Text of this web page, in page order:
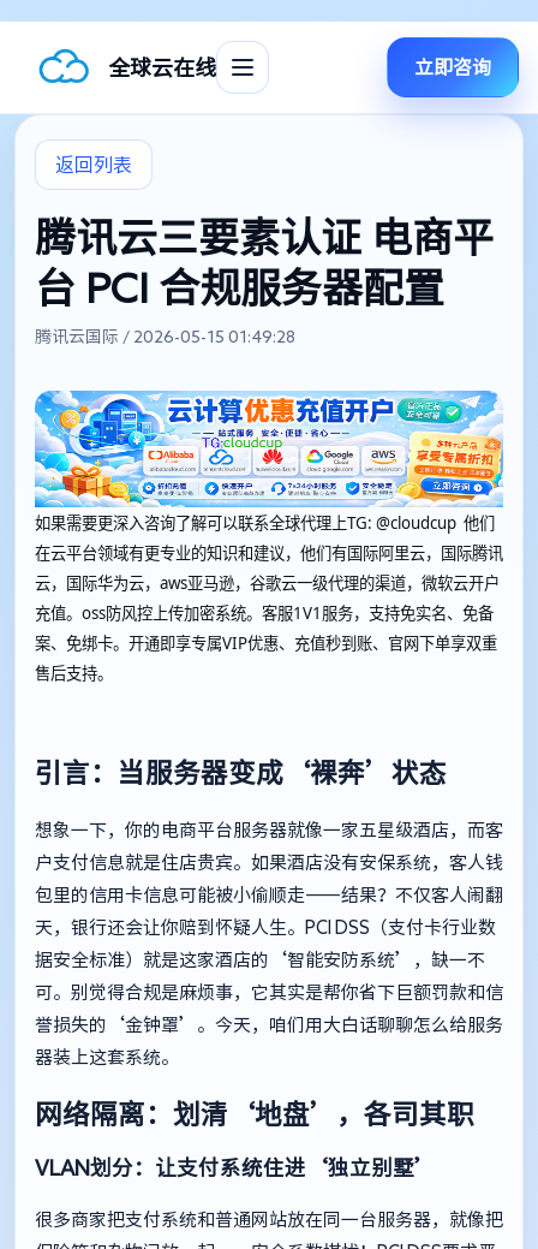
全球云在线 立即咨询
返回列表
腾讯云三要素认证 电商平
台 PCI 合规服务器配置
腾讯云国际 / 2026-05-15 01:49:28
如果需要更深入咨询了解可以联系全球代理上TG: @cloudcup 他们
在云平台领域有更专业的知识和建议，他们有国际阿里云，国际腾讯
云，国际华为云，aws亚马逊，谷歌云一级代理的渠道，微软云开户
充值。oss防风控上传加密系统。客服1V1服务，支持免实名、免备
案、免绑卡。开通即享专属VIP优惠、充值秒到账、官网下单享双重
售后支持。
引言：当服务器变成‘裸奔’状态
想象一下，你的电商平台服务器就像一家五星级酒店，而客
户支付信息就是住店贵宾。如果酒店没有安保系统，客人钱
包里的信用卡信息可能被小偷顺走——结果？不仅客人闹翻
天，银行还会让你赔到怀疑人生。PCI DSS（支付卡行业数
据安全标准）就是这家酒店的‘智能安防系统’，缺一不
可。别觉得合规是麻烦事，它其实是帮你省下巨额罚款和信
誉损失的‘金钟罩’。今天，咱们用大白话聊聊怎么给服务
器装上这套系统。
网络隔离：划清‘地盘’，各司其职
VLAN划分：让支付系统住进‘独立别墅’
很多商家把支付系统和普通网站放在同一台服务器，就像把